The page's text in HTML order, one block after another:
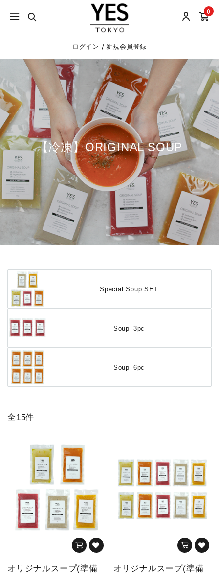
0
ログイン / 新規会員登録
【冷凍】ORIGINAL SOUP
Special Soup SET
Soup_3pc
Soup_6pc
全15件
オリジナルスープ(準備
オリジナルスープ(準備